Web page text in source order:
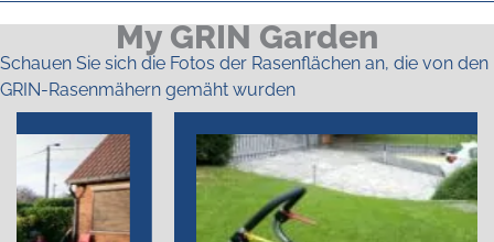
My GRIN Garden
Schauen Sie sich die Fotos der Rasenflächen an, die von den
GRIN-Rasenmähern gemäht wurden